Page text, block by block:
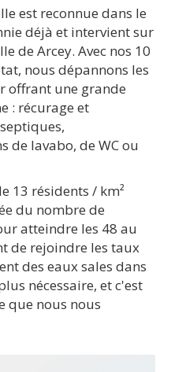
est reconnue dans le
déjà et intervient sur
de Arcey. Avec nos 10
nous dépannons les
offrant une grande
: récurage et
de lavabo, de WC ou
13 résidents / km²
du nombre de
atteindre les 48 au
de rejoindre les taux
des eaux sales dans
nécessaire, et c'est
que nous nous